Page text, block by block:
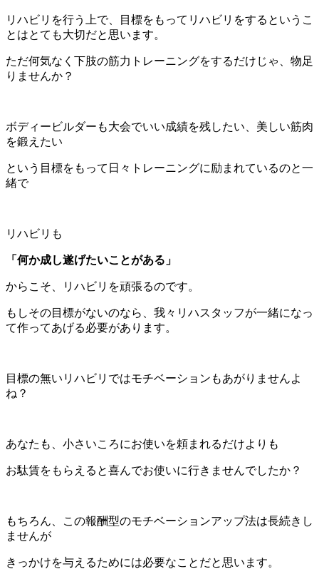
リハビリを行う上で、目標をもってリハビリをするというこ
とはとても大切だと思います。
ただ何気なく下肢の筋力トレーニングをするだけじゃ、物足
りませんか？
ボディービルダーも大会でいい成績を残したい、美しい筋肉
を鍛えたい
という目標をもって日々トレーニングに励まれているのと一
緒で
リハビリも
「何か成し遂げたいことがある」
からこそ、リハビリを頑張るのです。
もしその目標がないのなら、我々リハスタッフが一緒になっ
て作ってあげる必要があります。
目標の無いリハビリではモチベーションもあがりませんよ
ね？
あなたも、小さいころにお使いを頼まれるだけよりも
お駄賃をもらえると喜んでお使いに行きませんでしたか？
もちろん、この報酬型のモチベーションアップ法は長続きし
ませんが
きっかけを与えるためには必要なことだと思います。